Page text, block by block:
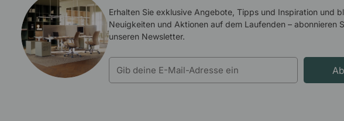
Erhalten Sie exklusive Angebote, Tipps und Inspiration und
Neuigkeiten und Aktionen auf dem Laufenden – abonnieren
unseren Newsletter.